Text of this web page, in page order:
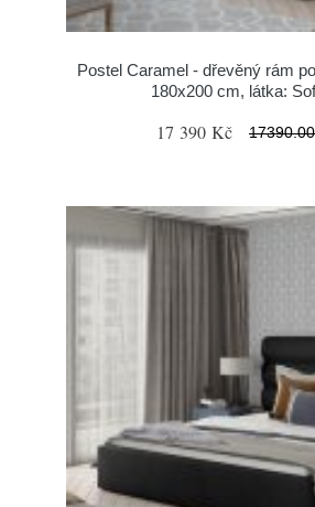
Postel Caramel - dřevěný rám
180x200 cm, látka:
17 390 Kč